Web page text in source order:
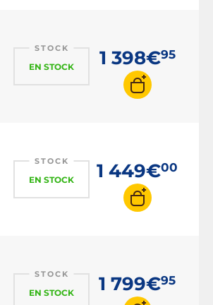
STOCK
EN STOCK 1 398€95
STOCK
EN STOCK 1 449€00
STOCK
EN STOCK 1 799€95